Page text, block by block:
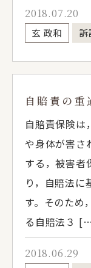
2018.07.20
玄 政和 訴
自賠責の重
自賠責保険は
や身体が害さ
する，被害者
り，自賠法に
す。そのため
る自賠法３
2018.06.29